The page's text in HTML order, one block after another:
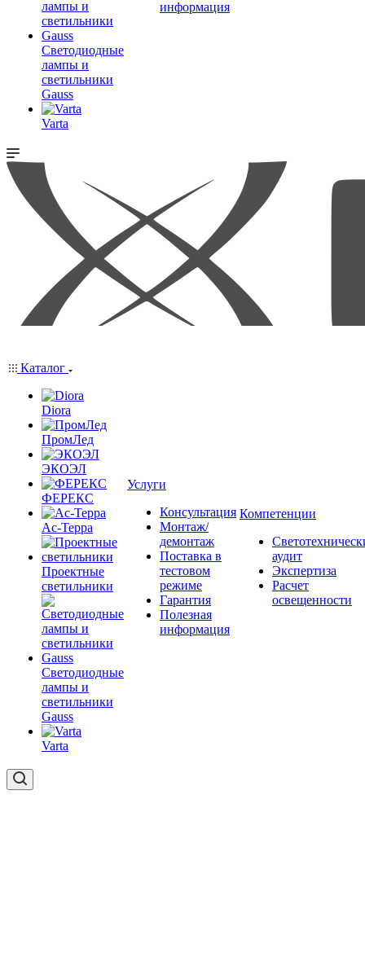
Светодиодные
лампы и
светильники
Gauss
Varta
информация
Каталог
Diora
ПромЛед
ЭКОЭЛ
ФЕРЕКС
Ас-Терра
Проектные
светильники
Светодиодные
лампы и
светильники
Gauss
Varta
Услуги
Консультация
Монтаж/
демонтаж
Поставка в
тестовом
режиме
Гарантия
Полезная
информация
Компетенции
аудит
Экспертиза
Расчет
освещенности